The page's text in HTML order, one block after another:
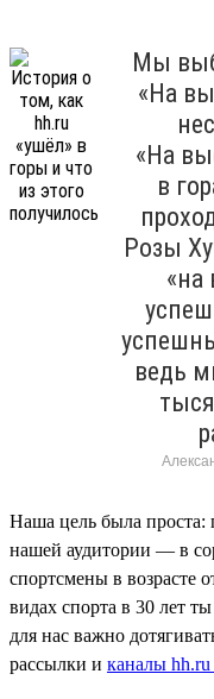
Мы
«На
«На
в
Розы
«на
ведь
Наша цель была проста:
нашей аудитории — в
спортсмены в возрасте
видах спорта в 30 лет
для нас важно
рассылки и каналы hh.ru